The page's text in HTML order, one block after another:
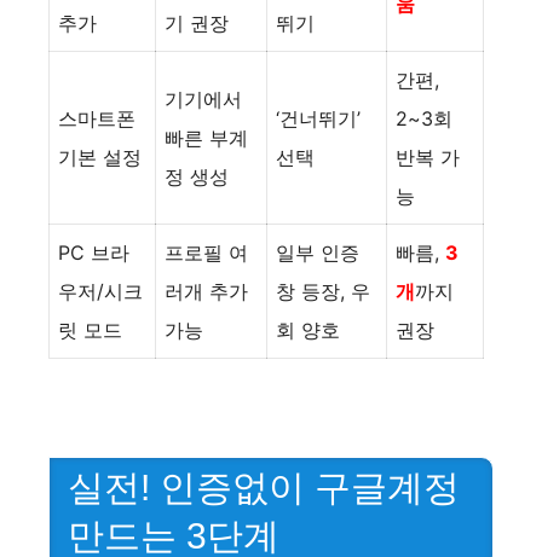
추가
기 권장
뛰기
스마트폰
기본 설정
기기에서
빠른 부계
정 생성
‘건너뛰기’
선택
간편,
2~3회
반복 가
능
PC 브라
우저/시크
릿 모드
프로필 여
러개 추가
가능
일부 인증
창 등장, 우
회 양호
빠름, 3
개까지
권장
실전! 인증없이 구글계정
만드는 3단계